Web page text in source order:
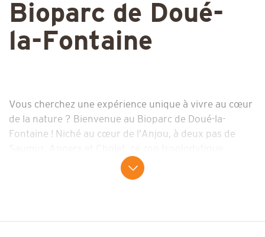
Bioparc de Doué-
la-Fontaine
Vous cherchez une expérience unique à vivre au cœur
de la nature ? Bienvenue au Bioparc de Doué-la-
Fontaine ! Niché au cœur de l’Anjou, à deux pas de
unique au monde accueille pas moins de 2 000
animaux dans un écrin de nature. Falaises, tunnels et
protection des espèces menacées. Ici, pas de cages ni